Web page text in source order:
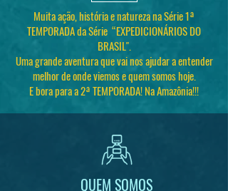
Muita ação, história e natureza na Série 1ª
TEMPORADA da Série “EXPEDICIONÁRIOS DO
BRASIL".
Uma grande aventura que vai nos ajudar a entender
melhor de onde viemos e quem somos hoje.
E bora para a 2ª TEMPORADA! Na Amazônia!!!
QUEM SOMOS